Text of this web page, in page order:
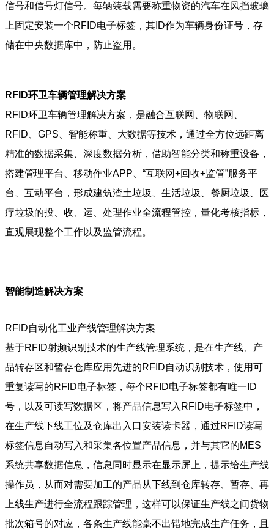
信号和信号灯信号。每辆装载需要称重物资的汽车在风挡玻璃
上固定安装一个RFID电子标签，其ID作为车辆身份证号，存
储在中央数据库中，防止盗用。
RFID环卫车辆管理解决方案
RFID环卫车辆管理解决方案，是融合互联网、物联网、
RFID、GPS、智能称重、大数据等技术，通过全方位远距离
精准的数据采集、深度数据分析，借助智能分类和称重设备，
搭建管理平台、移动作业APP、“互联网+回收+监管”服务平
台、互动平台，形成建筑渣土垃圾、生活垃圾、餐厨垃圾、医
疗垃圾的投、收、运、处理作业全流程管控，量化考核指标，
直观展现整个工作以及监管流程。
智能制造解决方案
RFID自动化工业产线管理解决方案
基于RFID射频识别技术的生产线管理系统，是在生产线、产
品转存区和暂存仓库应用先进的RFID自动识别技术，使用可
重复读写的RFID电子标签，每个RFID电子标签都有唯一ID
号，以及可读写数据区，将产品信息写入RFID电子标签中，
在生产线下线工位及仓库出入口安装读卡器，通过RFID读写
标签信息自动写入和采集各位置产品信息，并与其它的MES
系统共享数据信息，信息同时显示在显示屏上，提示给生产线
操作员，从而对需要加工的产品从下线到仓库转存、暂存、再
上线生产进行全流程跟踪管理，这样可以保证生产线之间货物
批次箱号的对应，各条生产线能毫不出错地完成生产任务，且